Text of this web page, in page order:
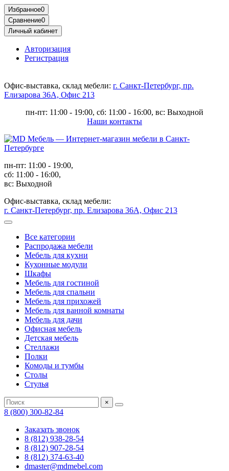
Избранное0
Сравнение0
Личный кабинет
Авторизация
Регистрация
Офис-выставка, склад мебели: г. Санкт-Петербург, пр.
Елизарова 36А, Офис 213
пн-пт: 11:00 - 19:00, сб: 11:00 - 16:00, вс: Выходной
Наши контакты
пн-пт: 11:00 - 19:00,
сб: 11:00 - 16:00,
вс: Выходной
Офис-выставка, склад мебели:
г. Санкт-Петербург, пр. Елизарова 36А, Офис 213
Все категории
Распродажа мебели
Мебель для кухни
Кухонные модули
Шкафы
Мебель для гостиной
Мебель для спальни
Мебель для прихожей
Мебель для ванной комнаты
Мебель для дачи
Офисная мебель
Детская мебель
Стеллажи
Полки
Комоды и тумбы
Столы
Стулья
×
8 (800) 300-82-84
Заказать звонок
8 (812) 938-28-54
8 (812) 907-28-54
8 (812) 374-63-40
dmaster@mdmebel.com